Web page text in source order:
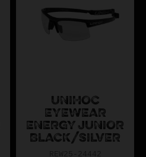
UNIHOC
EYEWEAR
ENERGY JUNIOR
BLACK/SILVER